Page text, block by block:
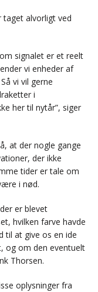
taget alvorligt ved
signalet er et reelt
vi enheder af
vi vil gerne
i
her til nytår”, siger
at der nogle gange
der ikke
tider er tale om
i nød.
er blevet
hvilken farve havde
til at give os en ide
og om den eventuelt
Thorsen.
oplysninger fra